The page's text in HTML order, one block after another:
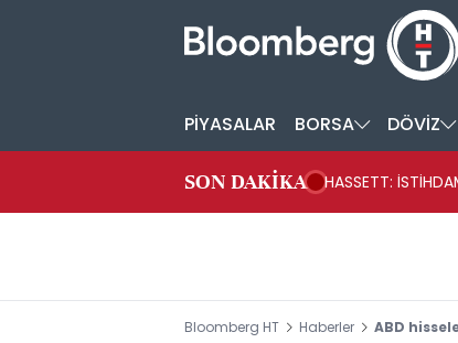
PİYASALAR BORSA DÖVİZ
SON DAKİKA HASSETT:
Bloomberg HT Haberler ABD